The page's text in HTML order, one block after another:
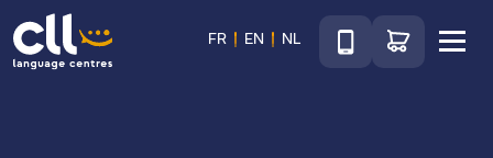
CLL
FR EN NL
TéléphoneAccéder au shop